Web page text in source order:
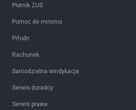
Płatnik ZUS
Pomoc de minimis
Prfodn
Rachunek
Samodzielna windykacja
Serwis doradcy
Serwis prawa